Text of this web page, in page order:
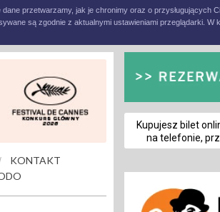
dane przetwarzamy, jak je chronimy oraz o przysługujących
są zgodnie z aktualnymi ustawieniami przeglądarki. W
KONTAKT
Kupujesz bilet
na telefonie,